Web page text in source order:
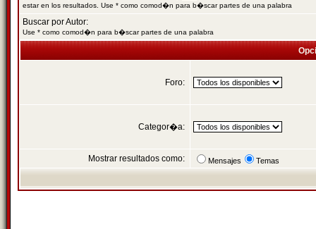
estar en los resultados. Use * como comod�n para b�scar partes de una palabra
Buscar por Autor:
Use * como comod�n para b�scar partes de una palabra
Foro:
Categor�a:
Mostrar resultados como: Mensajes Temas